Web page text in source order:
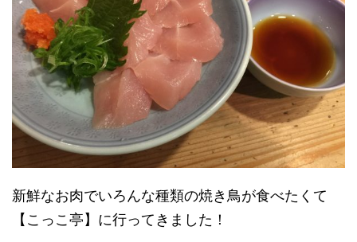
新鮮なお肉でいろんな種類の焼き鳥が食べたくて
【こっこ亭】に行ってきました！